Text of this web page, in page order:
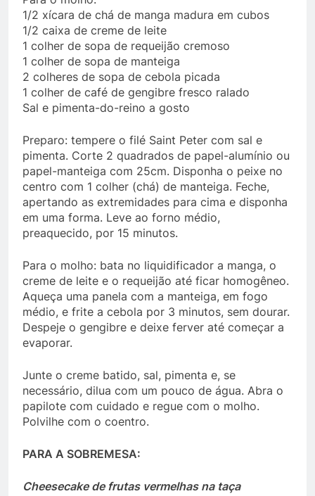
1/2 xícara de chá de manga madura em cubos
1/2 caixa de creme de leite
1 colher de sopa de requeijão cremoso
1 colher de sopa de manteiga
2 colheres de sopa de cebola picada
1 colher de café de gengibre fresco ralado
Sal e pimenta-do-reino a gosto
Preparo: tempere o filé Saint Peter com sal e
pimenta. Corte 2 quadrados de papel-alumínio ou
papel-manteiga com 25cm. Disponha o peixe no
centro com 1 colher (chá) de manteiga. Feche,
apertando as extremidades para cima e disponha
em uma forma. Leve ao forno médio,
preaquecido, por 15 minutos.
Para o molho: bata no liquidificador a manga, o
creme de leite e o requeijão até ficar homogêneo.
Aqueça uma panela com a manteiga, em fogo
médio, e frite a cebola por 3 minutos, sem dourar.
Despeje o gengibre e deixe ferver até começar a
evaporar.
Junte o creme batido, sal, pimenta e, se
necessário, dilua com um pouco de água. Abra o
papilote com cuidado e regue com o molho.
Polvilhe com o coentro.
PARA A SOBREMESA:
Cheesecake de frutas vermelhas na taça